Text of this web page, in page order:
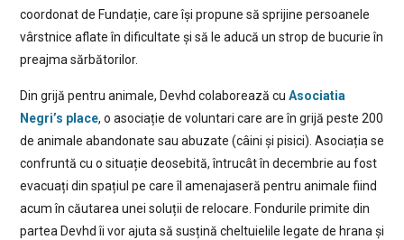
coordonat de Fundație, care își propune să sprijine persoanele
vârstnice aflate în dificultate și să le aducă un strop de bucurie în
preajma sărbătorilor.
Din grijă pentru animale, Devhd colaborează cu Asociatia
Negri’s place, o asociație de voluntari care are în grijă peste 200
de animale abandonate sau abuzate (câini și pisici). Asociația se
confruntă cu o situație deosebită, întrucât în decembrie au fost
evacuați din spațiul pe care îl amenajaseră pentru animale fiind
acum în căutarea unei soluții de relocare. Fondurile primite din
partea Devhd îi vor ajuta să susțină cheltuielile legate de hrana și